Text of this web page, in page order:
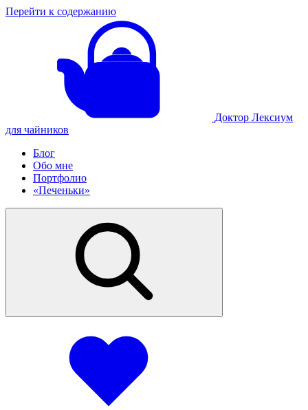
Перейти к содержанию
Доктор Лексиум
для чайников
Блог
Обо мне
Портфолио
«Печеньки»